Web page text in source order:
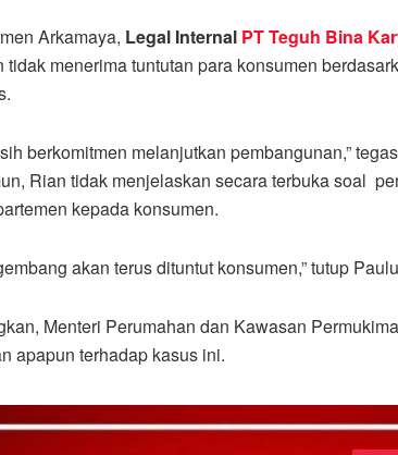
Arkamaya, Legal Internal PT Teguh Bina
tidak menerima tuntutan para konsumen
berkomitmen melanjutkan pembangunan,”
Rian tidak menjelaskan secara terbuka soal
kepada konsumen.
akan terus dituntut konsumen,” tutup
Menteri Perumahan dan Kawasan
apapun terhadap kasus ini.